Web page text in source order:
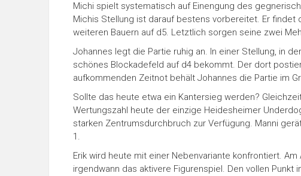
Michi spielt systematisch auf Einengung des
Michis Stellung ist darauf bestens vorbereitet. Er
weiteren Bauern auf d5. Letztlich sorgen seine zwei
Johannes legt die Partie ruhig an. In einer Stellung, in
schönes Blockadefeld auf d4 bekommt. Der dort
aufkommenden Zeitnot behält Johannes die Partie im
Sollte das heute etwa ein Kantersieg werden?
Wertungszahl heute der einzige Heidesheimer
starken Zentrumsdurchbruch zur Verfügung. Manni
1.
Erik wird heute mit einer Nebenvariante konfrontiert.
irgendwann das aktivere Figurenspiel. Den vollen